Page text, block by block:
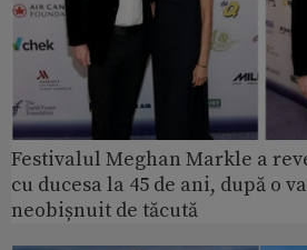
Festivalul Meghan Markle a
cu ducesa la 45 de ani, după o
neobișnuit de tăcută